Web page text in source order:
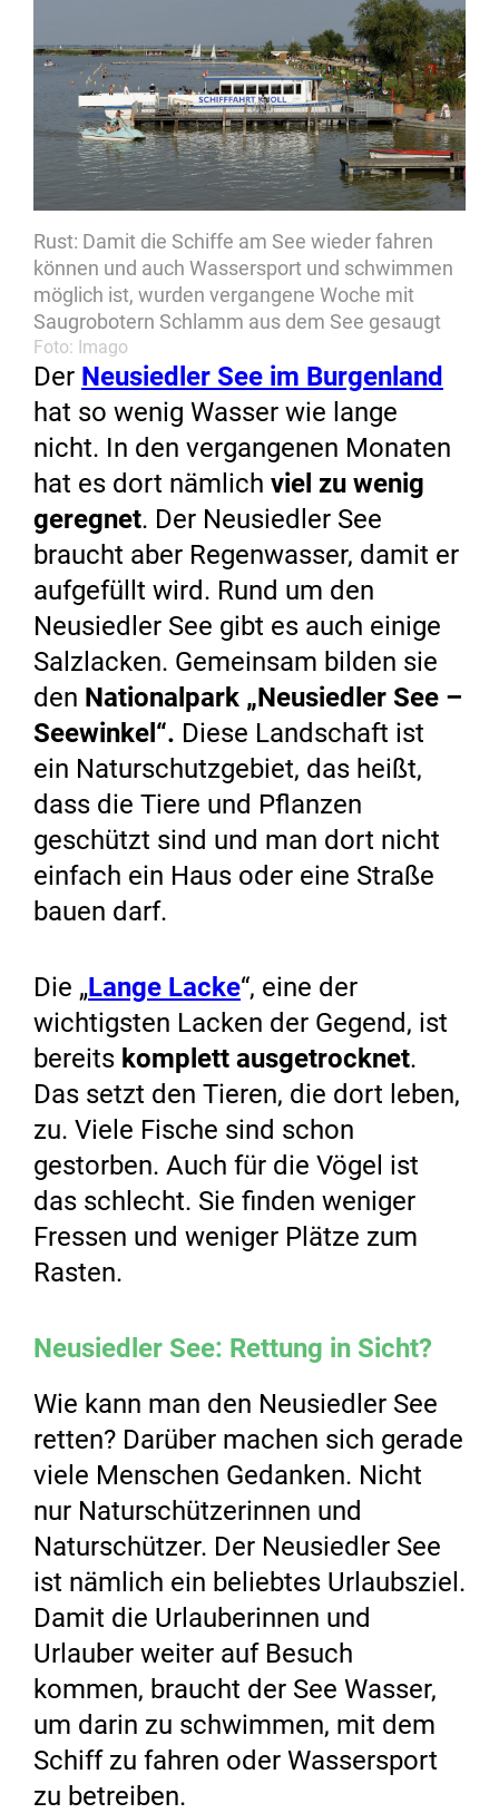
Rust: Damit die Schiffe am See wieder fahren
können und auch Wassersport und schwimmen
möglich ist, wurden vergangene Woche mit
Saugrobotern Schlamm aus dem See gesaugt
Foto: Imago
Der Neusiedler See im Burgenland
hat so wenig Wasser wie lange
nicht. In den vergangenen Monaten
hat es dort nämlich viel zu wenig
geregnet. Der Neusiedler See
braucht aber Regenwasser, damit er
aufgefüllt wird. Rund um den
Neusiedler See gibt es auch einige
Salzlacken. Gemeinsam bilden sie
den Nationalpark „Neusiedler See –
Seewinkel“. Diese Landschaft ist
ein Naturschutzgebiet, das heißt,
dass die Tiere und Pflanzen
geschützt sind und man dort nicht
einfach ein Haus oder eine Straße
bauen darf.
Die „Lange Lacke“, eine der
wichtigsten Lacken der Gegend, ist
bereits komplett ausgetrocknet.
Das setzt den Tieren, die dort leben,
zu. Viele Fische sind schon
gestorben. Auch für die Vögel ist
das schlecht. Sie finden weniger
Fressen und weniger Plätze zum
Rasten.
Neusiedler See: Rettung in Sicht?
Wie kann man den Neusiedler See
retten? Darüber machen sich gerade
viele Menschen Gedanken. Nicht
nur Naturschützerinnen und
Naturschützer. Der Neusiedler See
ist nämlich ein beliebtes Urlaubsziel.
Damit die Urlauberinnen und
Urlauber weiter auf Besuch
kommen, braucht der See Wasser,
um darin zu schwimmen, mit dem
Schiff zu fahren oder Wassersport
zu betreiben.